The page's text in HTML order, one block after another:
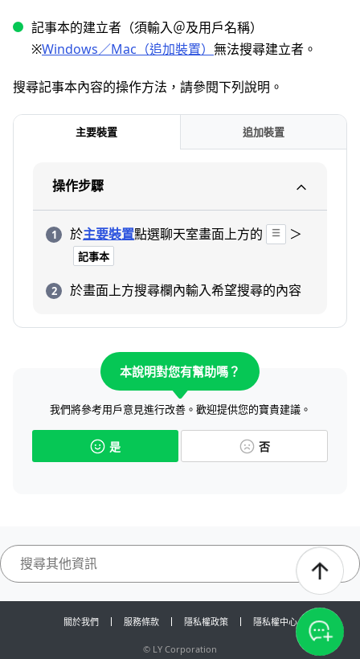
記事本的建立者（須輸入＠及用戶名稱）
※Windows／Mac（追加裝置） 無法搜尋建立者。
搜尋記事本內容的操作方法，請參閱下列說明。
主要裝置 追加裝置
操作步驟
於主要裝置點選聊天室畫面上方的 ＞
記事本
於畫面上方搜尋欄內輸入希望搜尋的內容
本說明對您有幫助嗎？
我們將參考用戶意見進行改善。歡迎提供您的寶貴建議。
是 否
關於我們 服務條款 隱私權政策 隱私權中心
© LY Corporation